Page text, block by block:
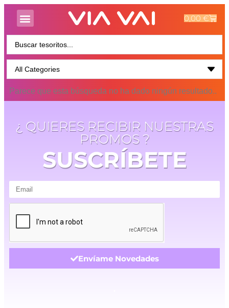
0,00€
Parece que esta búsqueda no ha dado ningún resultado..
¿ QUIERES RECIBIR NUESTRAS
PROMOS ?
SUSCRÍBETE
Envíame Novedades